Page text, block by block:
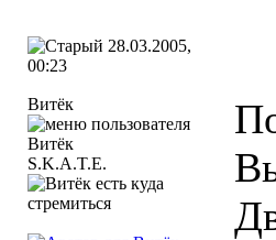
28.03.2005,
00:23
Витёк
S.K.A.T.E.